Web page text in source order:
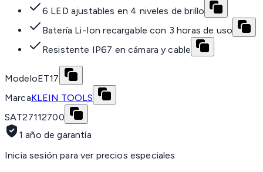
6 LED ajustables en 4 niveles de brillo
Batería Li-Ion recargable con 3 horas de uso
Resistente IP67 en cámara y cable
ModeloET17
MarcaKLEIN TOOLS
SAT27112700
1 año de garantía
Inicia sesión para ver precios especiales